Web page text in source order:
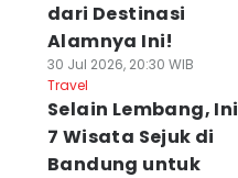
dari Destinasi
Alamnya Ini!
30 Jul 2026, 20:30 WIB
Travel
Selain Lembang, Ini
7 Wisata Sejuk di
Bandung untuk